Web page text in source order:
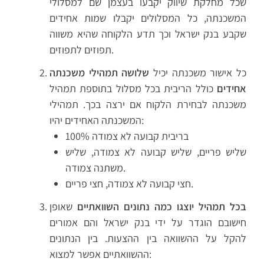
המשכנתה, כל המסלולים יקבלו שמות אחידים
שקבע בנק ישראל וכך תדע הלקוחה שהיא משווה
תפוזים לתפוזים.
כל אישור משכנתה יכיל שלושה תמהילי משכנתה
אחידים כולל הריבית בכל מסלול בתוספת תמהיל
משכנתה לבחירת הלקוח אם ירצה בכך. תמהילי
המשכנתה האחידים יהיו:
100% בריבית קבועה לא צמודה
שליש פריים, שליש קבועה לא צמודה, שליש
משתנה צמודה.
חצי קבועה לא צמודה, חצי פריים.
בכל תמהיל יוצגו כמה נתונים השוואתיים שאופן
חישובם הוגדר על ידי בנק ישראל והם אמורים
להקל על ההשוואה בין ההצעות. בין הנתונים
ההשוואתיים אפשר למצוא: